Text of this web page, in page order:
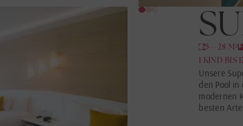
25—28 M²
1 KIND BIS
Unsere
den Pool
modernen
besten